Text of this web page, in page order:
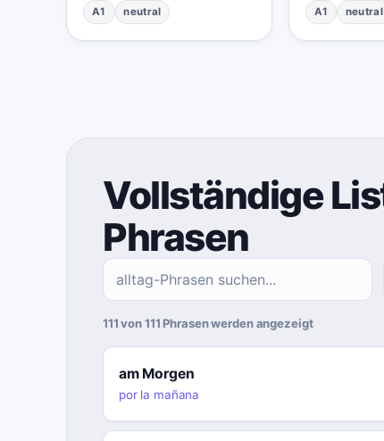
A1 neutral A1 neutral
Vollständige
Phrasen
111 von 111 Phrasen werden angezeigt
am Morgen
por la mañana